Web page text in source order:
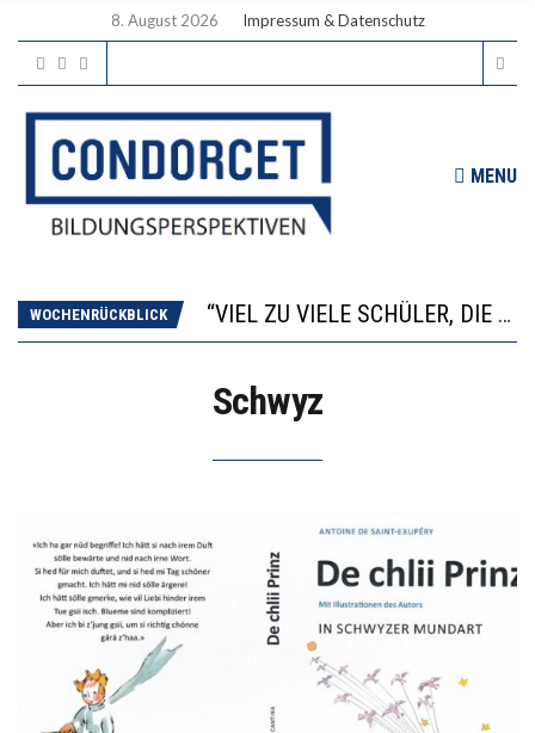
8. August 2026 Impressum & Datenschutz
MENU
WOCHENRÜCKBLICK
“VIEL ZU VIELE SCHÜLER, DIE GEMESSEN AN IHREN FÄHIGKEITEN GAR NICHT ANS GYMNASIUM GEHÖREN”
DIE GANZE HILFLOSIGKEIT DES BILDUNGSBÜRGERTUMS
Schwyz